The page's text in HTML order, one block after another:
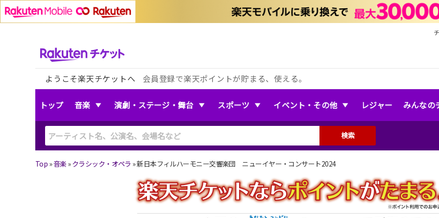
ようこそ楽天チケットへ 会員登録で楽天ポイントが貯まる、使える。
トップ 音楽 演劇・ステージ・舞台 スポーツ イベント・その他 レジャー みんなの
検索
Top »音楽 »クラシック・オペラ »新日本フィルハーモニー交響楽団 ニューイヤー・コンサート2024